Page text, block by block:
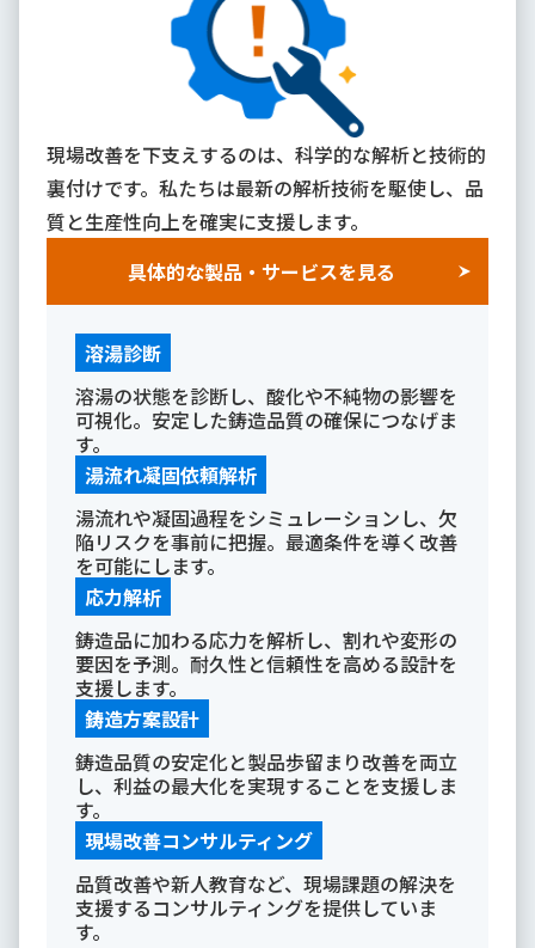
現場改善を下支えするのは、科学的な解析と技術的
裏付けです。私たちは最新の解析技術を駆使し、品
質と生産性向上を確実に支援します。
具体的な製品・サービスを見る
溶湯診断
溶湯の状態を診断し、酸化や不純物の影響を
可視化。安定した鋳造品質の確保につなげま
す。
湯流れ凝固依頼解析
湯流れや凝固過程をシミュレーションし、欠
陥リスクを事前に把握。最適条件を導く改善
を可能にします。
応力解析
鋳造品に加わる応力を解析し、割れや変形の
要因を予測。耐久性と信頼性を高める設計を
支援します。
鋳造方案設計
鋳造品質の安定化と製品歩留まり改善を両立
し、利益の最大化を実現することを支援しま
す。
現場改善コンサルティング
品質改善や新人教育など、現場課題の解決を
支援するコンサルティングを提供していま
す。